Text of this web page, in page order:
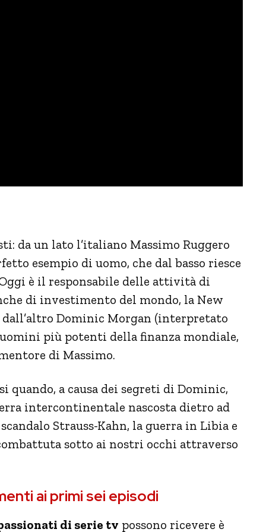
da un lato l’italiano Massimo Ruggero
esempio di uomo, che dal basso riesce
è il responsabile delle attività di
di investimento del mondo, la New
Dominic Morgan (interpretato
più potenti della finanza mondiale,
di Massimo.
a causa dei segreti di Dominic,
intercontinentale nascosta dietro ad
Strauss-Kahn, la guerra in Libia e
sotto ai nostri occhi attraverso
ai primi sei episodi
di serie tv possono ricevere è